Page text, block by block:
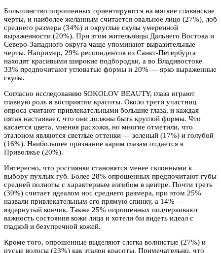
Большинство опрошенных ориентируются на мягкие славянские
черты, и наиболее желанным считается овальное лицо (27%), лоб
среднего размера (34%) и округлые скулы умеренной
выраженности (20%). При этом жительницы Дальнего Востока и
Северо-Западного округа чаще упоминают выразительные
черты. Например, 29% респонденток из Санкт-Петербурга
находят красивыми широкие подбородки, а во Владивостоке
33% предпочитают угловатые формы и 20% — ярко выраженные
скулы.
Согласно исследованию SOKOLOV BEAUTY, глаза играют
главную роль в восприятии красоты. Около трети участниц
опроса считают привлекательными большие глаза, и каждая
пятая настаивает, что они должны быть круглой формы. Что
касается цвета, мнения расхожи, но многие отметили, что
эталоном являются светлые оттенки — зеленый (17%) и голубой
(16%). Наибольшее признание карим глазам отдается в
Приволжье (20%).
Интересно, что россиянки становятся менее склонными к
выбору пухлых губ. Более 28% опрошенных предпочитают губы
средней полноты с характерным изгибом в центре. Почти треть
(30%) считает идеалом нос среднего размера, при этом 25%
назвали привлекательным его прямую спинку, а 14% —
вздернутый кончик. Также 25% опрошенных подчеркивают
важность состояния кожи лица и хотели бы видеть идеал с
гладкой и безупречной кожей.
Кроме того, опрошенные выделяют слегка волнистые (27%) и
русые волосы (23%) как эталон красоты. Примечательно, что